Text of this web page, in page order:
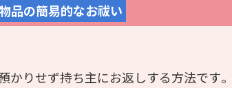
品の簡易的なお祓い
かりせず持ち主にお返しする方法です｡